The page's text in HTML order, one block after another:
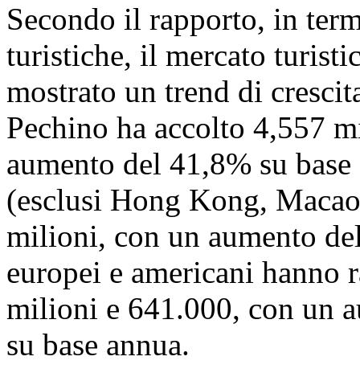
Secondo il rapporto, in
turistiche, il mercato
mostrato un trend di
Pechino ha accolto 4,557
aumento del 41,8% su
(esclusi Hong Kong,
milioni, con un aumento
europei e americani hanno
milioni e 641.000, con un
su base annua.